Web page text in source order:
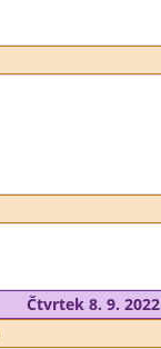
Čtvrtek 8. 9. 2022